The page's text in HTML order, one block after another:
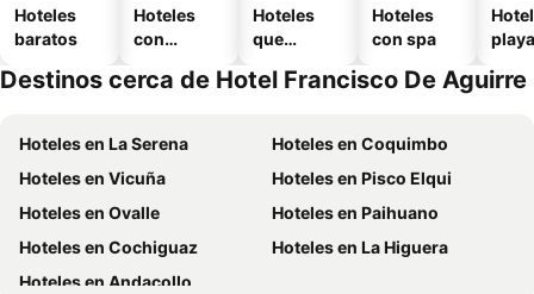
Hoteles
baratos
Hoteles
con
Hoteles
que
mascotas
Hoteles
con spa
playa
Destinos cerca de Hotel Francisco De Aguirre
Hoteles en La Serena
Hoteles en Coquimbo
Hoteles en Vicuña
Hoteles en Pisco Elqui
Hoteles en Ovalle
Hoteles en Paihuano
Hoteles en Cochiguaz
Hoteles en La Higuera
Hoteles en Andacollo